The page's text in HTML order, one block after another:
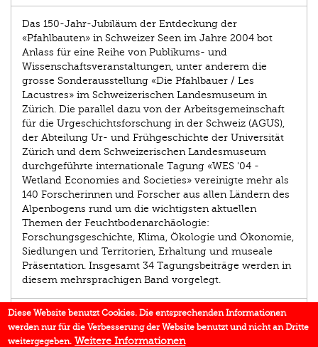
Das 150-Jahr-Jubiläum der Entdeckung der
«Pfahlbauten» in Schweizer Seen im Jahre 2004 bot
Anlass für eine Reihe von Publikums- und
Wissenschaftsveranstaltungen, unter anderem die
grosse Sonderausstellung «Die Pfahlbauer / Les
Lacustres» im Schweizerischen Landesmuseum in
Zürich. Die parallel dazu von der Arbeitsgemeinschaft
für die Urgeschichtsforschung in der Schweiz (AGUS),
der Abteilung Ur- und Frühgeschichte der Universität
Zürich und dem Schweizerischen Landesmuseum
durchgeführte internationale Tagung «WES '04 -
Wetland Economies and Societies» vereinigte mehr als
140 Forscherinnen und Forscher aus allen Ländern des
Alpenbogens rund um die wichtigsten aktuellen
Themen der Feuchtbodenarchäologie:
Forschungsgeschichte, Klima, Ökologie und Ökonomie,
Siedlungen und Territorien, Erhaltung und museale
Präsentation. Insgesamt 34 Tagungsbeiträge werden in
diesem mehrsprachigen Band vorgelegt.
AUTOR/IN
EINBLICK
Diese Website benutzt Cookies. Die entsprechenden Informationen
werden nur für die Verbesserung der Website benutzt und nicht an Dritte
weitergegeben. Weitere Informationen